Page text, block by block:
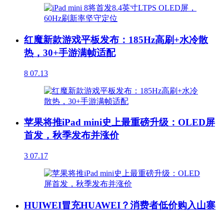
红魔新款游戏平板发布：185Hz高刷+水冷散
热，30+手游满帧适配
8 07.13
苹果将推iPad mini史上最重磅升级：OLED屏
首发，秋季发布并涨价
3 07.17
HUIWEI冒充HUAWEI？消费者低价购入山寨